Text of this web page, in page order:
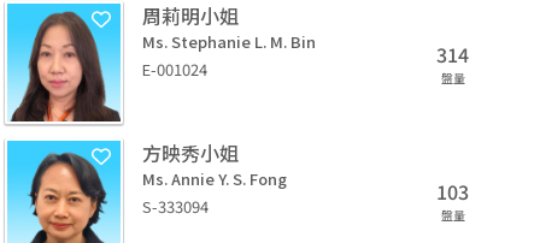
周莉明小姐
Ms. Stephanie L. M. Bin
E-001024
314
盤量
方映秀小姐
Ms. Annie Y. S. Fong
S-333094
103
盤量